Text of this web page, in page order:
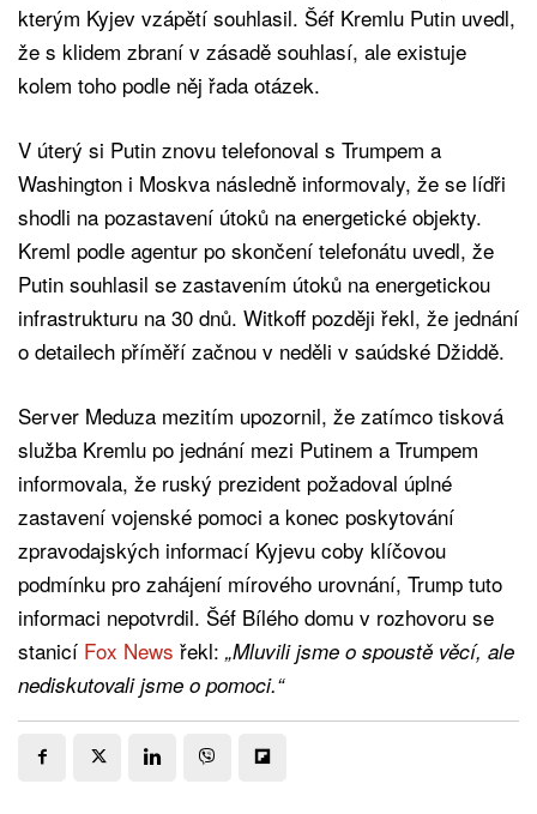
kterým Kyjev vzápětí souhlasil. Šéf Kremlu Putin uvedl,
že s klidem zbraní v zásadě souhlasí, ale existuje
kolem toho podle něj řada otázek.
V úterý si Putin znovu telefonoval s Trumpem a
Washington i Moskva následně informovaly, že se lídři
shodli na pozastavení útoků na energetické objekty.
Kreml podle agentur po skončení telefonátu uvedl, že
Putin souhlasil se zastavením útoků na energetickou
infrastrukturu na 30 dnů. Witkoff později řekl, že jednání
o detailech příměří začnou v neděli v saúdské Džiddě.
Server Meduza mezitím upozornil, že zatímco tisková
služba Kremlu po jednání mezi Putinem a Trumpem
informovala, že ruský prezident požadoval úplné
zastavení vojenské pomoci a konec poskytování
zpravodajských informací Kyjevu coby klíčovou
podmínku pro zahájení mírového urovnání, Trump tuto
informaci nepotvrdil. Šéf Bílého domu v rozhovoru se
stanicí Fox News řekl: „Mluvili jsme o spoustě věcí, ale
nediskutovali jsme o pomoci.“